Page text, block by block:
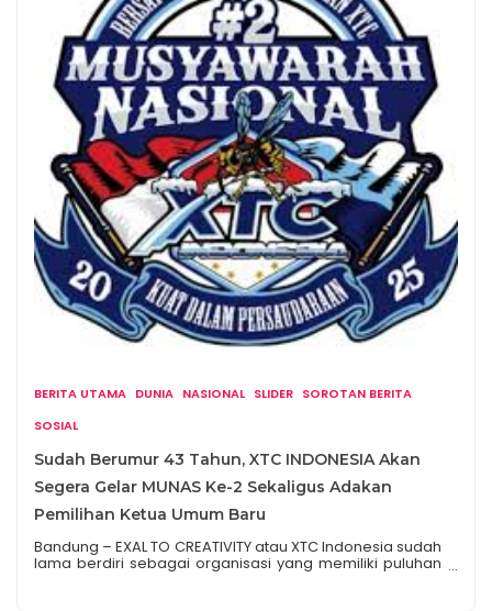
BERITA UTAMA DUNIA NASIONAL SLIDER SOROTAN BERITA
SOSIAL
Sudah Berumur 43 Tahun, XTC INDONESIA Akan
Segera Gelar MUNAS Ke-2 Sekaligus Adakan
Pemilihan Ketua Umum Baru
Bandung – EXAL TO CREATIVITY atau XTC Indonesia sudah
lama berdiri sebagai organisasi yang memiliki puluhan